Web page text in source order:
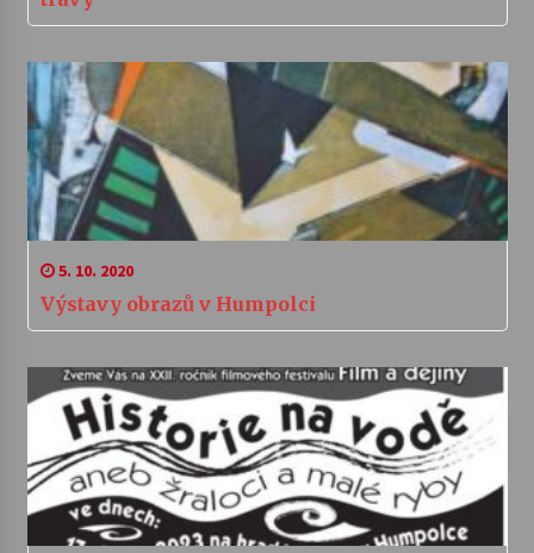
5. 10. 2020
Výstavy obrazů v Humpolci